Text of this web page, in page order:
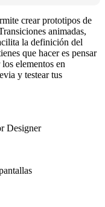
crear prototipos de
animadas,
la definición del
que hacer es pensar
elementos en
y testear tus
Designer